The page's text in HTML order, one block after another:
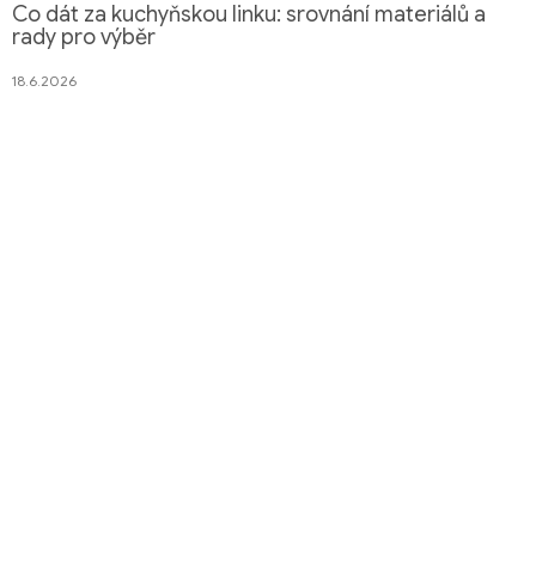
Co dát za kuchyňskou linku: srovnání materiálů a
rady pro výběr
18.6.2026